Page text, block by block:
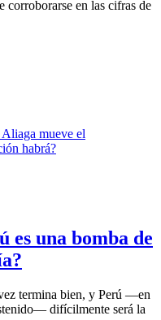
corroborarse en las cifras de
es una bomba de
termina bien, y Perú —en
difícilmente será la